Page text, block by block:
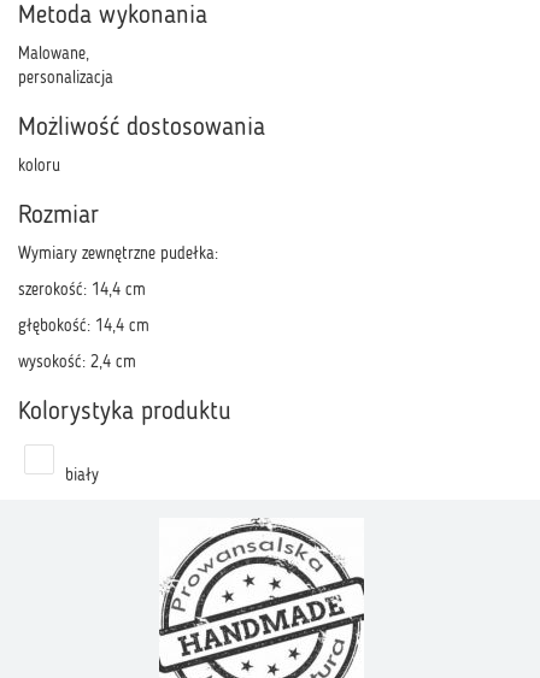
Metoda wykonania
Malowane,
personalizacja
Możliwość dostosowania
koloru
Rozmiar
Wymiary zewnętrzne pudełka:
szerokość: 14,4 cm
głębokość: 14,4 cm
wysokość: 2,4 cm
Kolorystyka produktu
biały